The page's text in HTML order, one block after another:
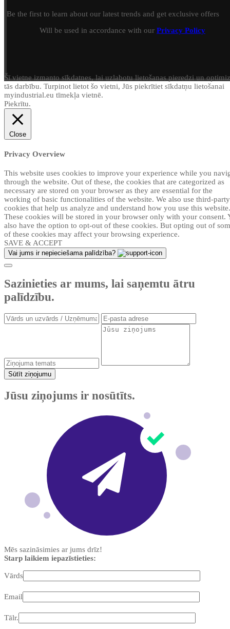
Be the first to learn about our latest trends and get exclusive offers
Will be used in accordance with our Privacy Policy
Šī vietne izmanto sīkdatnes, lai uzlabotu lietošanas pieredzi un
tās darbību. Turpinot lietot šo vietni, Jūs piekrītiet sīkdatņu lietošanai
myindustrial.eu tīmekļa vietnē.
Piekrītu.
Close
Privacy Overview
This website uses cookies to improve your experience while you
through the website. Out of these, the cookies that are categorized as
necessary are stored on your browser as they are essential for the
working of basic functionalities of the website. We also use third-party
cookies that help us analyze and understand how you use this website.
These cookies will be stored in your browser only with your consent.
also have the option to opt-out of these cookies. But opting out of
of these cookies may affect your browsing experience.
SAVE & ACCEPT
Vai jums ir nepieciešama palīdzība?
Sazinieties ar mums, lai saņemtu ātru
palīdzību.
Sūtīt ziņojumu
Jūsu ziņojums ir nosūtīts.
Mēs sazināsimies ar jums drīz!
Starp laikiem iepazīstieties:
Vārds
Email
Tālr.